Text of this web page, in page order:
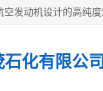
化有限公司